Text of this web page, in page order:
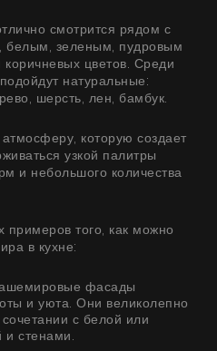
смотрится рядом с
зеленым, пудровым
цветов. Среди
натуральные:
шерсть, лен, бамбук.
которую создает
узкой палитры
и небольшого количества
примеров того, как можно
в кухне:
фасады
и уюта. Они великолепно
с белой или
и стенами.